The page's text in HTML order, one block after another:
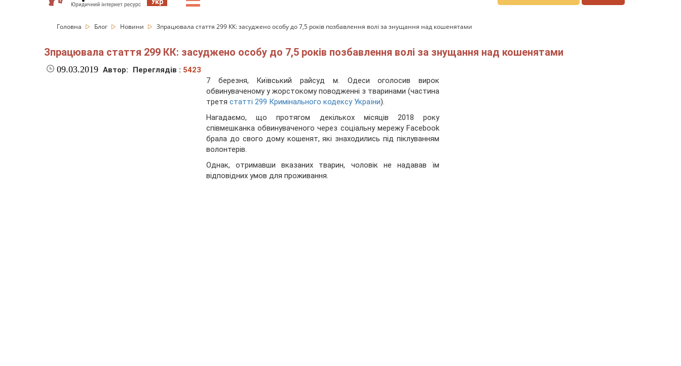
Головна Блог Новини Зпрацювала стаття 299 КК: засуджено особу до 7,5 років позбавлення волі за знущання над кошенятами
Зпрацювала стаття 299 КК: засуджено особу до 7,5 років позбавлення волі за знущання над кошенятами
09.03.2019 Автор: Переглядів : 5423
7 березня, Київський райсуд м. Одеси оголосив вирок
обвинуваченому у жорстокому поводженні з тваринами (частина
третя статті 299 Кримінального кодексу України).
Нагадаємо, що протягом декількох місяців 2018 року
співмешканка обвинуваченого через соціальну мережу Facebook
брала до свого дому кошенят, які знаходились під піклуванням
волонтерів.
Однак, отримавши вказаних тварин, чоловік не надавав їм
відповідних умов для проживання.